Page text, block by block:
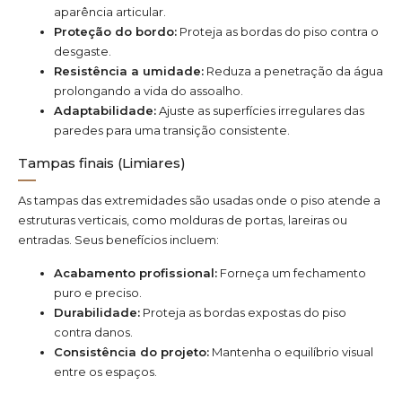
aparência articular.
Proteção do bordo: Proteja as bordas do piso contra o
desgaste.
Resistência a umidade: Reduza a penetração da água
prolongando a vida do assoalho.
Adaptabilidade:Ajuste as superfícies irregulares das
paredes para uma transição consistente.
Tampas finais (Limiares)
As tampas das extremidades são usadas onde o piso atende a
estruturas verticais, como molduras de portas, lareiras ou
entradas. Seus benefícios incluem:
Acabamento profissional: Forneça um fechamento
puro e preciso.
Durabilidade: Proteja as bordas expostas do piso
contra danos.
Consistência do projeto: Mantenha o equilíbrio visual
entre os espaços.